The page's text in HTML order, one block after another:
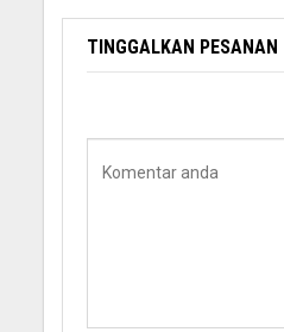
TINGGALKAN PESANAN